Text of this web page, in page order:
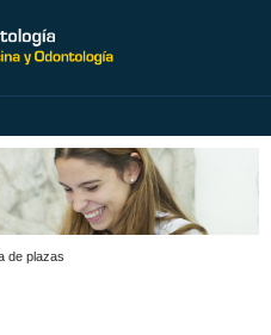
de plazas